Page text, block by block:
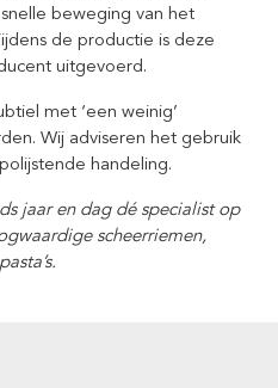
beweging van het
de productie is deze
uitgevoerd.
met ‘een weinig’
Wij adviseren het gebruik
handeling.
jaar en dag dé specialist op
scheerriemen,